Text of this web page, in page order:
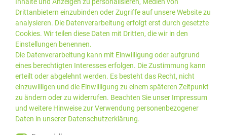
Drittanbietern einzubinden oder Zugriffe auf unsere Website zu
analysieren. Die Datenverarbeitung erfolgt erst durch gesetzte
Cookies. Wir teilen diese Daten mit Dritten, die wir in den
Einstellungen benennen.
Die Datenverarbeitung kann mit Einwilligung oder aufgrund
eines berechtigten Interesses erfolgen. Die Zustimmung kann
erteilt oder abgelehnt werden. Es besteht das Recht, nicht
einzuwilligen und die Einwilligung zu einem späteren Zeitpunkt
zu ändern oder zu widerrufen. Beachten Sie unser Impressum
und weitere Hinweise zur Verwendung personenbezogener
Daten in unserer Daten­schutz­erklärung.